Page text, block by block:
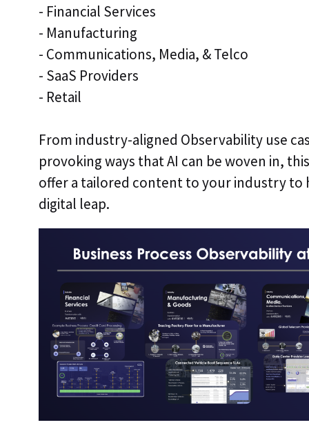
- Financial Services
- Manufacturing
- Communications, Media, & Telco
- SaaS Providers
- Retail
From industry-aligned Observability use
provoking ways that AI can be woven in,
offer a tailored content to your industry to
digital leap.